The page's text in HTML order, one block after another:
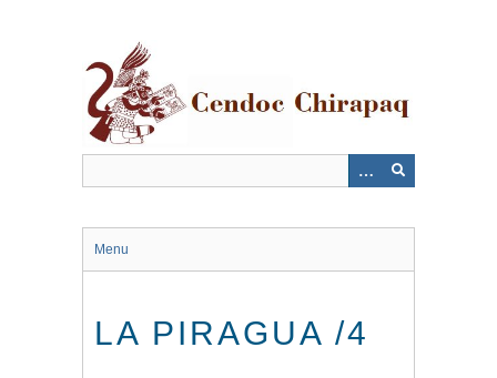
Menu
LA PIRAGUA /4